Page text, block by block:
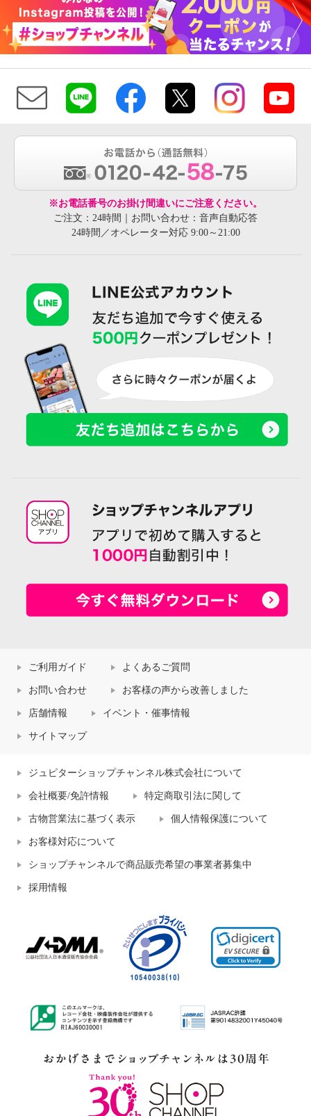
※お電話番号のお掛け間違いにご注意ください。
ご注文：24時間｜お問い合わせ：音声自動応答
24時間／オペレーター対応 9:00～21:00
ご利用ガイド よくあるご質問
お問い合わせ お客様の声から改善しました
店舗情報 イベント・催事情報
サイトマップ
ジュピターショップチャンネル株式会社について
会社概要/免許情報 特定商取引法に関して
古物営業法に基づく表示 個人情報保護について
お客様対応について
ショップチャンネルで商品販売希望の事業者募集中
採用情報